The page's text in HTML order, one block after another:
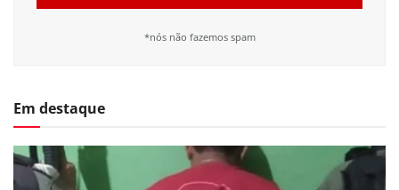
*nós não fazemos spam
Em destaque